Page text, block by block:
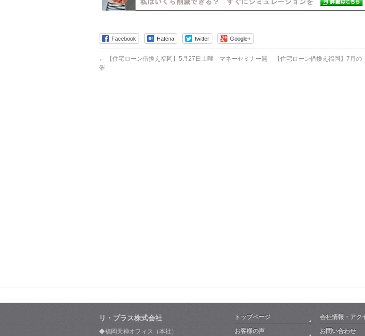
Facebook Hatena twitter Google+
←
【住宅ローン借換え福岡】5月27日土曜 マネーセミナー開
催
【住宅ローン借換え福岡】7月
リ・プラス株式会社
◆福岡天神オフィス（本社）
トップページ 会社情報・アク
お客様の声
お問い合わせ